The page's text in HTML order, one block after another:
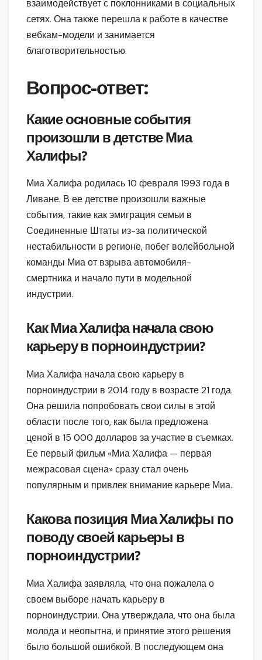
взаимодействует с поклонниками в социальных
сетях. Она также перешла к работе в качестве
вебкам-модели и занимается
благотворительностью.
Вопрос-ответ:
Какие основные события
произошли в детстве Миа
Халифы?
Миа Халифа родилась 10 февраля 1993 года в
Ливане. В ее детстве произошли важные
события, такие как эмиграция семьи в
Соединенные Штаты из-за политической
нестабильности в регионе, побег волейбольной
команды Миа от взрыва автомобиля-
смертника и начало пути в модельной
индустрии.
Как Миа Халифа начала свою
карьеру в порноиндустрии?
Миа Халифа начала свою карьеру в
порноиндустрии в 2014 году в возрасте 21 года.
Она решила попробовать свои силы в этой
области после того, как была предложена
ценой в 15 000 долларов за участие в съемках.
Ее первый фильм «Миа Халифа — первая
межрасовая сцена» сразу стал очень
популярным и привлек внимание карьере Миа.
Какова позиция Миа Халифы по
поводу своей карьеры в
порноиндустрии?
Миа Халифа заявляла, что она пожалела о
своем выборе начать карьеру в
порноиндустрии. Она утверждала, что она была
молода и неопытна, и принятие этого решения
было большой ошибкой. В последующем она